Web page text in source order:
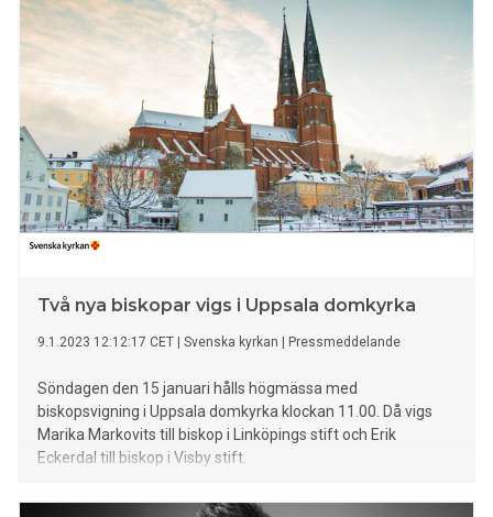
Två nya biskopar vigs i Uppsala domkyrka
9.1.2023 12:12:17 CET Svenska kyrkan Pressmeddelande
Söndagen den 15 januari hålls högmässa med
biskopsvigning i Uppsala domkyrka klockan 11.00. Då vigs
Marika Markovits till biskop i Linköpings stift och Erik
Eckerdal till biskop i Visby stift.